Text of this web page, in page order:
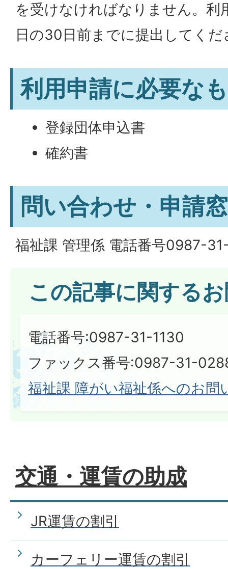
を受けなければなりません。利
日の30日前までに提出してくだ
利用申請に必要な
登録団体申込書
確約書
問い合わせ・申請
福祉課 管理係 電話番号0987-
この記事に関する
電話番号:0987-31-1130
ファックス番号:0987-31-
福祉課 障がい福祉係へのお問
交通・運賃の助成
JR運賃の割引
カーフェリー運賃の割引